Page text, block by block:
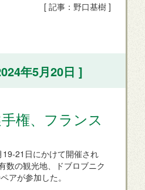
[ 記事：野口基樹 ]
年5月20日 ]
権、フランス
21日にかけて開催され
数の観光地、ドブロブニク
アが参加した。